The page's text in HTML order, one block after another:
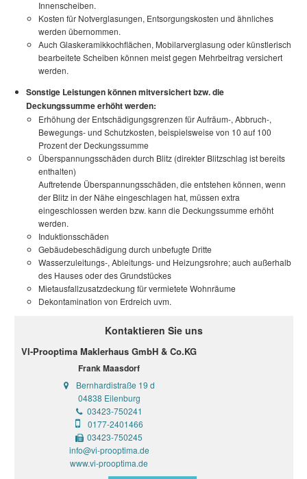
Innenscheiben.
Kosten für Notverglasungen, Entsorgungskosten und ähnliches
werden übernommen.
Auch Glaskeramikkochflächen, Mobilarverglasung oder künstlerisch
bearbeitete Scheiben können meist gegen Mehrbeitrag versichert
werden.
Sonstige Leistungen können mitversichert bzw. die
Deckungssumme erhöht werden:
Erhöhung der Entschädigungsgrenzen für Aufräum-, Abbruch-,
Bewegungs- und Schutzkosten, beispielsweise von 10 auf 100
Prozent der Deckungssumme
Überspannungsschäden durch Blitz (direkter Blitzschlag ist bereits
enthalten)
Auftretende Überspannungsschäden, die entstehen können, wenn
der Blitz in der Nähe eingeschlagen hat, müssen extra
eingeschlossen werden bzw. kann die Deckungssumme erhöht
werden.
Induktionsschäden
Gebäudebeschädigung durch unbefugte Dritte
Wasserzuleitungs-, Ableitungs- und Heizungsrohre; auch außerhalb
des Hauses oder des Grundstückes
Mietausfallzusatzdeckung für vermietete Wohnräume
Dekontamination von Erdreich uvm.
Kontaktieren Sie uns
VI-Prooptima Maklerhaus GmbH & Co.KG
Frank Maasdorf
Bernhardistraße 19 d
04838 Eilenburg
03423-750241
0177-2401466
03423-750245
info@vi-prooptima.de
www.vi-prooptima.de